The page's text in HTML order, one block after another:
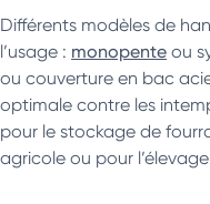
Différents modèles de
l’usage : monopente ou
ou couverture en bac
optimale contre les
pour le stockage de
agricole ou pour